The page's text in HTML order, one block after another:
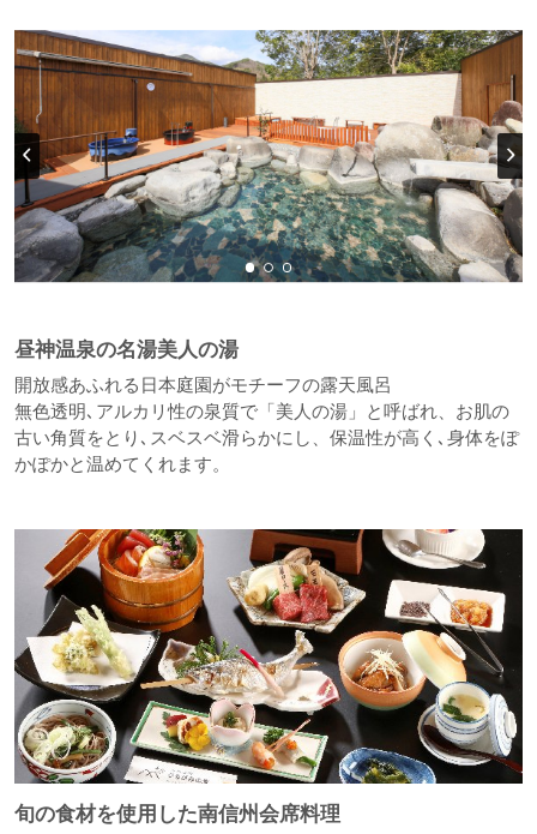
昼神温泉の名湯美人の湯
開放感あふれる日本庭園がモチーフの露天風呂
無色透明､アルカリ性の泉質で「美人の湯」と呼ばれ、お肌の
古い角質をとり､スベスベ滑らかにし、保温性が高く､身体をぽ
かぽかと温めてくれます。
旬の食材を使用した南信州会席料理